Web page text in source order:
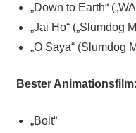
„Down to Earth“
„Jai Ho“ („Slumdog
„O Saya“ (Slumdog
Bester Animationsfilm:
„Bolt“